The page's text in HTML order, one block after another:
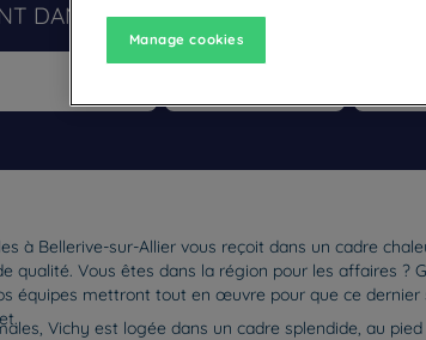
DANS NOS HÔTELS RESTAURANTS
à Bellerive-sur-Allier vous reçoit dans un cadre
qualité. Vous êtes dans la région pour les affaires
équipes mettront tout en œuvre pour que ce
Vichy est logée dans un cadre splendide, au
Manage cookies